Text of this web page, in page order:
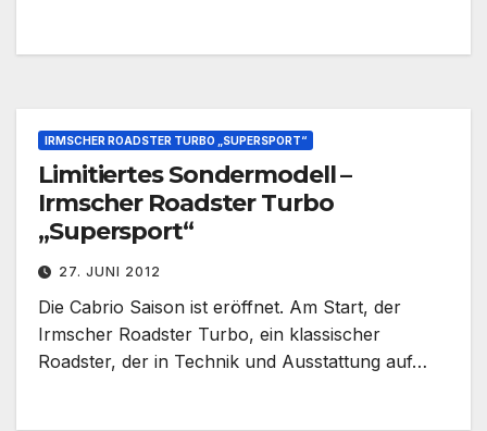
IRMSCHER ROADSTER TURBO „SUPERSPORT“
Limitiertes Sondermodell –
Irmscher Roadster Turbo
„Supersport“
27. JUNI 2012
Die Cabrio Saison ist eröffnet. Am Start, der
Irmscher Roadster Turbo, ein klassischer
Roadster, der in Technik und Ausstattung auf…